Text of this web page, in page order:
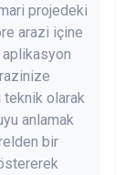
projedeki
arazi içine
teknik olarak
anlamak
bir